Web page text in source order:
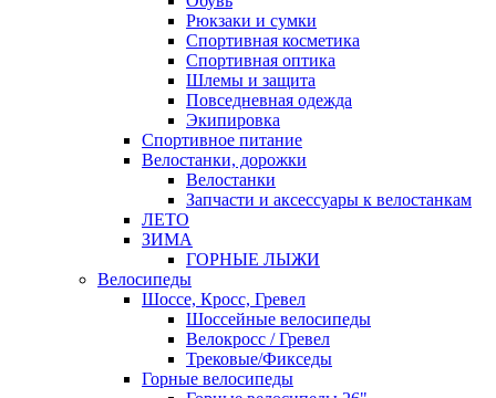
Рюкзаки и сумки
Спортивная косметика
Спортивная оптика
Шлемы и защита
Повседневная одежда
Экипировка
Спортивное питание
Велостанки, дорожки
Велостанки
Запчасти и аксессуары к велостанкам
ЛЕТО
ЗИМА
ГОРНЫЕ ЛЫЖИ
Велосипеды
Шоссе, Кросс, Гревел
Шоссейные велосипеды
Велокросс / Гревел
Трековые/Фикседы
Горные велосипеды